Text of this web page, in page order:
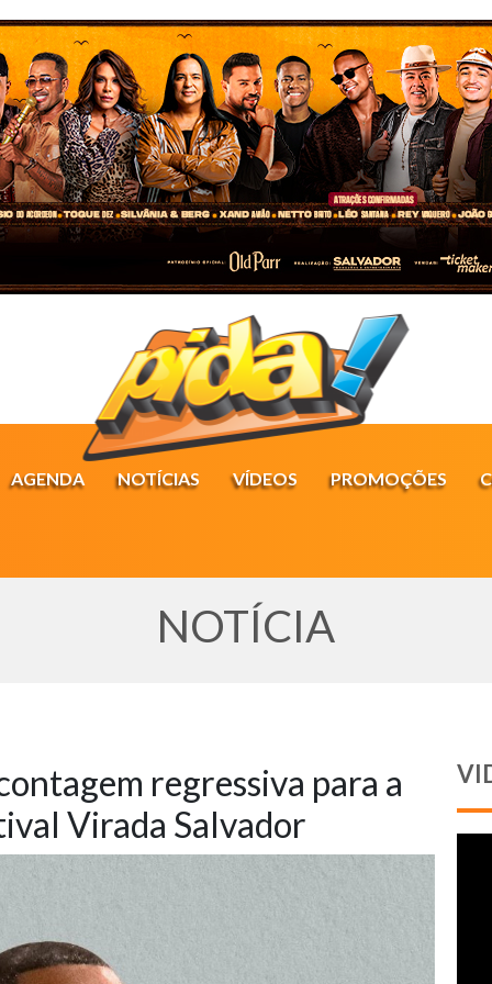
AGENDA NOTÍCIAS VÍDEOS PROMOÇÕES
NOTÍCIA
regressiva para a
Virada Salvador